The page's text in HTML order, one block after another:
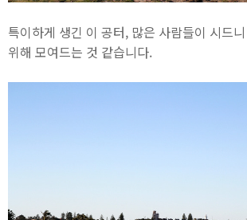
특이하게 생긴 이 공터, 많은 사람들이 시드
위해 모여드는 것 같습니다.